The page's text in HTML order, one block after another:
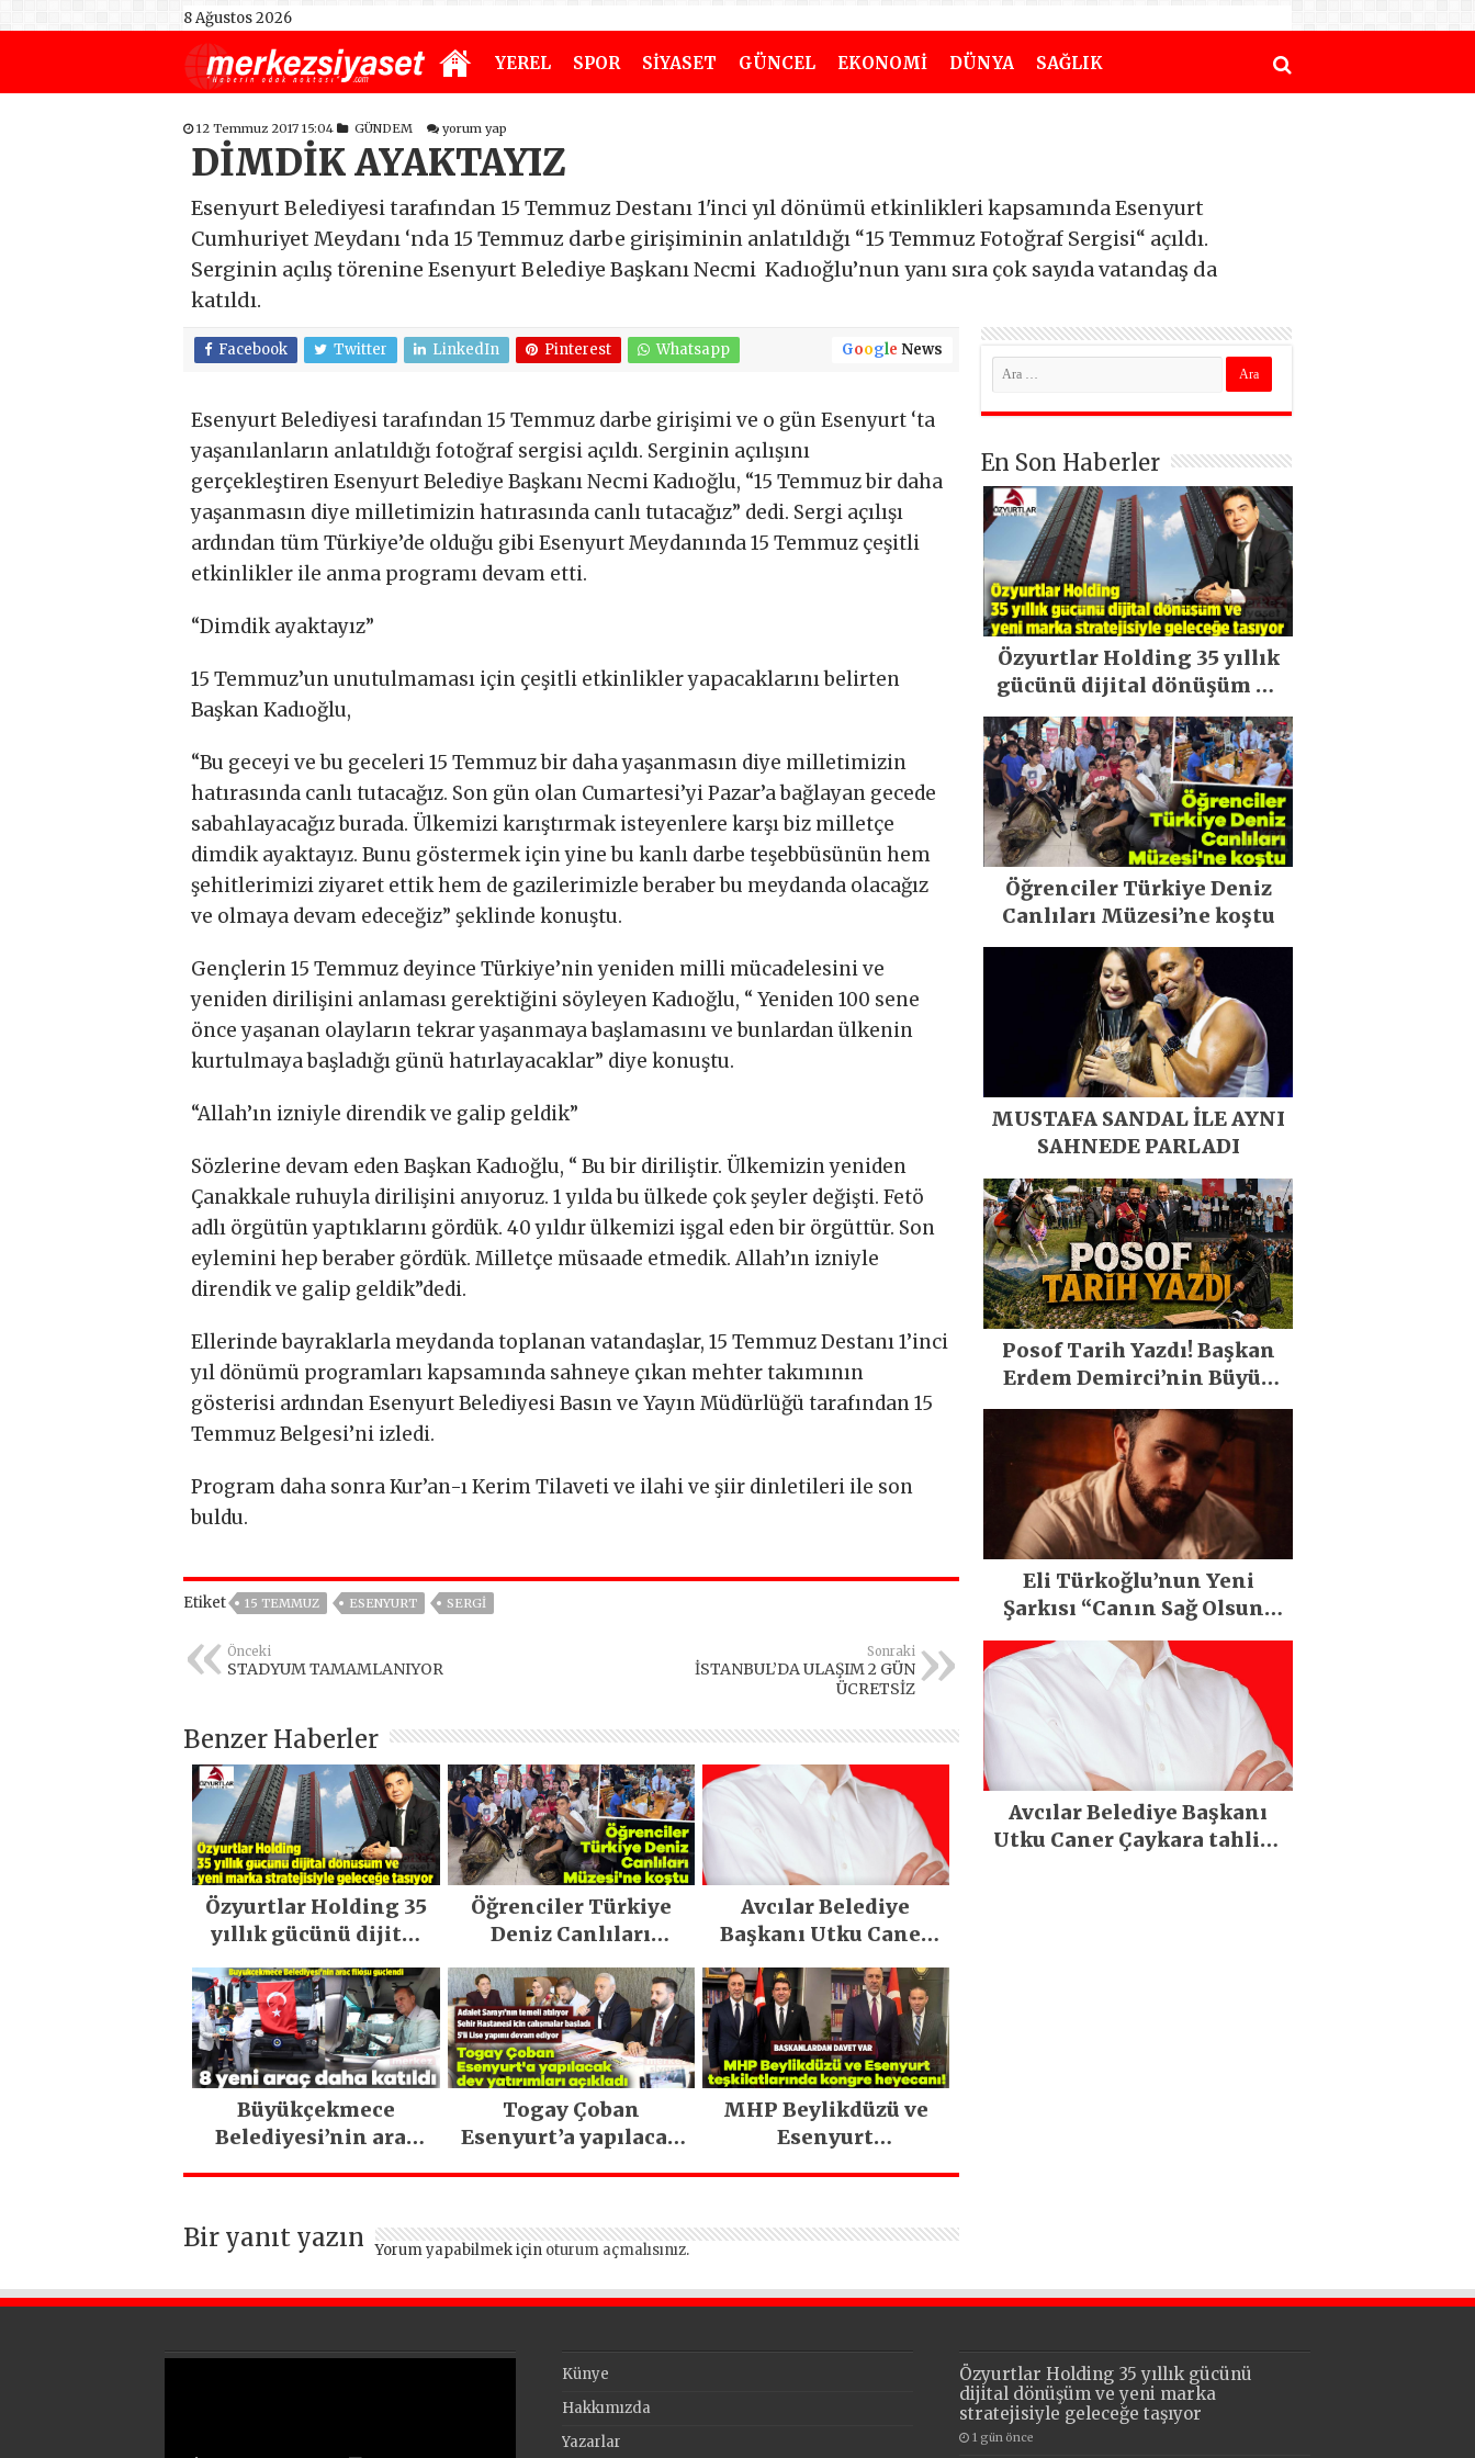
8 Ağustos 2026
YEREL SPOR SİYASET GÜNCEL EKONOMİ DÜNYA SAĞLIK
12 Temmuz 2017 15:04 GÜNDEM yorum yap
DİMDİK AYAKTAYIZ
Esenyurt Belediyesi tarafından 15 Temmuz Destanı 1'inci yıl dönümü etkinlikleri kapsamında Esenyurt
Cumhuriyet Meydanı ‘nda 15 Temmuz darbe girişiminin anlatıldığı “15 Temmuz Fotoğraf Sergisi“ açıldı.
Serginin açılış törenine Esenyurt Belediye Başkanı Necmi Kadıoğlu’nun yanı sıra çok sayıda vatandaş da
katıldı.
Facebook Twitter LinkedIn Pinterest Whatsapp Google News
Esenyurt Belediyesi tarafından 15 Temmuz darbe girişimi ve o gün Esenyurt ‘ta
yaşanılanların anlatıldığı fotoğraf sergisi açıldı. Serginin açılışını
gerçekleştiren Esenyurt Belediye Başkanı Necmi Kadıoğlu, “15 Temmuz bir daha
yaşanmasın diye milletimizin hatırasında canlı tutacağız” dedi. Sergi açılışı
ardından tüm Türkiye’de olduğu gibi Esenyurt Meydanında 15 Temmuz çeşitli
etkinlikler ile anma programı devam etti.
“Dimdik ayaktayız”
15 Temmuz’un unutulmaması için çeşitli etkinlikler yapacaklarını belirten
Başkan Kadıoğlu,
“Bu geceyi ve bu geceleri 15 Temmuz bir daha yaşanmasın diye milletimizin
hatırasında canlı tutacağız. Son gün olan Cumartesi’yi Pazar’a bağlayan gecede
sabahlayacağız burada. Ülkemizi karıştırmak isteyenlere karşı biz milletçe
dimdik ayaktayız. Bunu göstermek için yine bu kanlı darbe teşebbüsünün hem
şehitlerimizi ziyaret ettik hem de gazilerimizle beraber bu meydanda olacağız
ve olmaya devam edeceğiz” şeklinde konuştu.
Gençlerin 15 Temmuz deyince Türkiye’nin yeniden milli mücadelesini ve
yeniden dirilişini anlaması gerektiğini söyleyen Kadıoğlu, “ Yeniden 100 sene
önce yaşanan olayların tekrar yaşanmaya başlamasını ve bunlardan ülkenin
kurtulmaya başladığı günü hatırlayacaklar” diye konuştu.
“Allah’ın izniyle direndik ve galip geldik”
Sözlerine devam eden Başkan Kadıoğlu, “ Bu bir diriliştir. Ülkemizin yeniden
Çanakkale ruhuyla dirilişini anıyoruz. 1 yılda bu ülkede çok şeyler değişti. Fetö
adlı örgütün yaptıklarını gördük. 40 yıldır ülkemizi işgal eden bir örgüttür. Son
eylemini hep beraber gördük. Milletçe müsaade etmedik. Allah’ın izniyle
direndik ve galip geldik”dedi.
Ellerinde bayraklarla meydanda toplanan vatandaşlar, 15 Temmuz Destanı 1’inci
yıl dönümü programları kapsamında sahneye çıkan mehter takımının
gösterisi ardından Esenyurt Belediyesi Basın ve Yayın Müdürlüğü tarafından 15
Temmuz Belgesi’ni izledi.
Program daha sonra Kur’an-ı Kerim Tilaveti ve ilahi ve şiir dinletileri ile son
buldu.
Etiket 15 TEMMUZ ESENYURT SERGI
Önceki
STADYUM TAMAMLANIYOR
Sonraki
İSTANBUL’DA ULAŞIM 2 GÜN
ÜCRETSİZ
Benzer Haberler
Özyurtlar Holding 35
yıllık gücünü dijital
marka stratejisiyle
geleceğe taşıyor
Öğrenciler Türkiye
Deniz Canlıları
Avcılar Belediye
Başkanı Utku Caner
Büyükçekmece
Belediyesi’nin araç
Togay Çoban
Esenyurt’a yapılacak
MHP Beylikdüzü ve
Esenyurt
Bir yanıt yazın Yorum yapabilmek için oturum açmalısınız.
En Son Haberler
Özyurtlar Holding 35 yıllık
gücünü dijital dönüşüm ve
yeni marka stratejisiyle
geleceğe taşıyor
Öğrenciler Türkiye Deniz
Canlıları Müzesi’ne koştu
MUSTAFA SANDAL İLE AYNI
SAHNEDE PARLADI
Posof Tarih Yazdı! Başkan
Erdem Demirci’nin Büyük
Emeğiyle Son Yılların En
Büyük Festivali Gerçekleşti
Eli Türkoğlu’nun Yeni
Şarkısı “Canın Sağ Olsun”
Büyük İlgi Gördü!..
Avcılar Belediye Başkanı
Utku Caner Çaykara tahliye
Künye
Hakkımızda
Yazarlar
Özyurtlar Holding 35 yıllık gücünü
dijital dönüşüm ve yeni marka
stratejisiyle geleceğe taşıyor
1 gün önce